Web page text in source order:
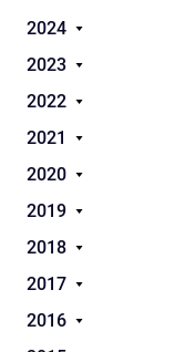
2024
2023
2022
2021
2020
2019
2018
2017
2016